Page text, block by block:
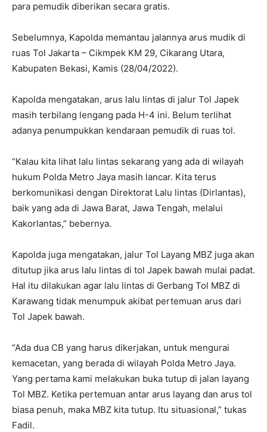
para pemudik diberikan secara gratis.
Sebelumnya, Kapolda memantau jalannya arus mudik di
ruas Tol Jakarta – Cikmpek KM 29, Cikarang Utara,
Kabupaten Bekasi, Kamis (28/04/2022).
Kapolda mengatakan, arus lalu lintas di jalur Tol Japek
masih terbilang lengang pada H-4 ini. Belum terlihat
adanya penumpukkan kendaraan pemudik di ruas tol.
“Kalau kita lihat lalu lintas sekarang yang ada di wilayah
hukum Polda Metro Jaya masih lancar. Kita terus
berkomunikasi dengan Direktorat Lalu lintas (Dirlantas),
baik yang ada di Jawa Barat, Jawa Tengah, melalui
Kakorlantas,” bebernya.
Kapolda juga mengatakan, jalur Tol Layang MBZ juga akan
ditutup jika arus lalu lintas di tol Japek bawah mulai padat.
Hal itu dilakukan agar lalu lintas di Gerbang Tol MBZ di
Karawang tidak menumpuk akibat pertemuan arus dari
Tol Japek bawah.
“Ada dua CB yang harus dikerjakan, untuk mengurai
kemacetan, yang berada di wilayah Polda Metro Jaya.
Yang pertama kami melakukan buka tutup di jalan layang
Tol MBZ. Ketika pertemuan antar arus layang dan arus tol
biasa penuh, maka MBZ kita tutup. Itu situasional,” tukas
Fadil.